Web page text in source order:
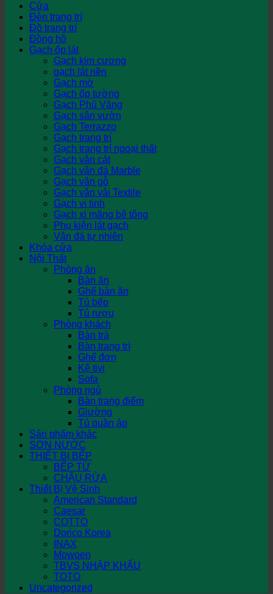
Cửa
Đèn trang trí
Đồ trang trí
Đồng hồ
Gạch ốp lát
Gạch kim cương
gạch lát nền
Gạch mờ
Gạch ốp tường
Gạch Phủ Vàng
Gạch sân vườn
Gạch Terrazzo
Gạch trang trí
Gạch trang trí ngoại thất
Gạch vân cát
Gạch vân đá Marble
Gạch vân gỗ
Gạch vân vải Textile
Gạch vi tinh
Gạch xi măng bê tông
Phụ kiện lát gạch
Vân đá tự nhiên
Khóa cửa
Nội Thất
Phòng ăn
Bàn ăn
Ghế bàn ăn
Tủ bếp
Tủ rượu
Phòng khách
Bàn trà
Bàn trang trí
Ghế đơn
Kệ tivi
Sofa
Phòng ngủ
Bàn trang điểm
Giường
Tủ quần áo
Sản phẩm khác
SƠN NƯỚC
THIẾT BỊ BẾP
BẾP TỪ
CHẬU RỬA
Thiết Bị Vệ Sinh
American Standard
Caesar
COTTO
Dorico Korea
INAX
Mowoen
TBVS NHẬP KHẨU
TOTO
Uncategorized